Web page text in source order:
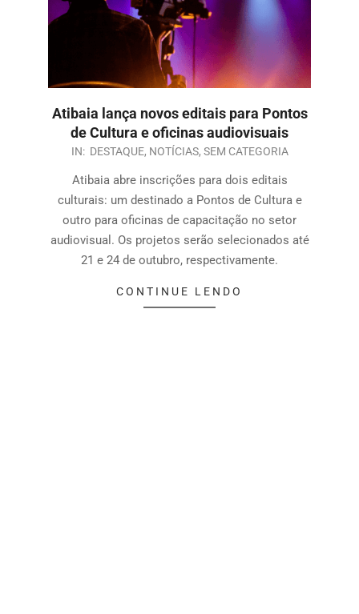
Atibaia lança novos editais para Pontos
de Cultura e oficinas audiovisuais
IN: DESTAQUE, NOTÍCIAS, SEM CATEGORIA
Atibaia abre inscrições para dois editais
culturais: um destinado a Pontos de Cultura e
outro para oficinas de capacitação no setor
audiovisual. Os projetos serão selecionados até
21 e 24 de outubro, respectivamente.
CONTINUE LENDO